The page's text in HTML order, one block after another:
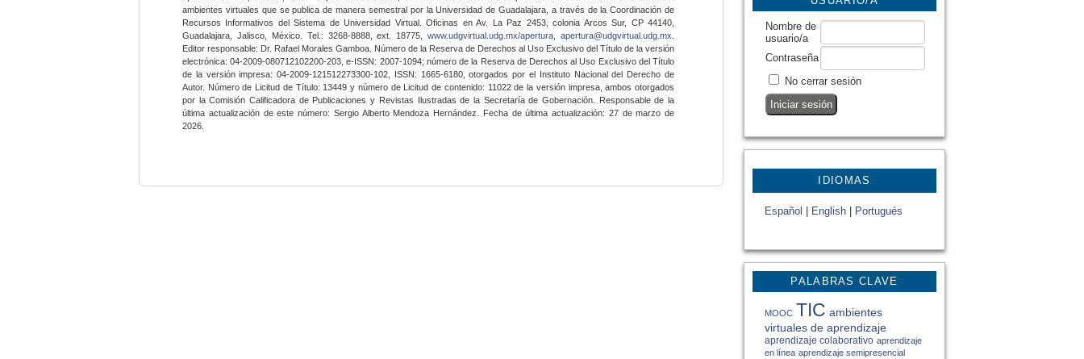
Nombre de
usuario/a
Contraseña
No cerrar sesión
IDIOMAS
Español English Portugués
PALABRAS CLAVE
MOOC TIC ambientes
virtuales de aprendizaje
aprendizaje colaborativo aprendizaje
en línea aprendizaje semipresencial
ambientes virtuales que se publica de manera semestral por la Universidad de Guadalajara, a través de la Coordinación de
Recursos Informativos del Sistema de Universidad Virtual. Oficinas en Av. La Paz 2453, colonia Arcos Sur, CP 44140,
Guadalajara, Jalisco, México. Tel.: 3268-8888, ext. 18775,www.udgvirtual.udg.mx/apertura apertura@udgvirtual.udg.mx
Editor responsable: Dr. Rafael Morales Gamboa. Número de la Reserva de Derechos al Uso Exclusivo del Título de la versión
electrónica: 04-2009-080712102200-203, e-ISSN: 2007-1094; número de la Reserva de Derechos al Uso Exclusivo del Título
de la versión impresa: 04-2009-121512273300-102, ISSN: 1665-6180, otorgados por el Instituto Nacional del Derecho de
Autor. Número de Licitud de Título: 13449 y número de Licitud de contenido: 11022 de la versión impresa, ambos otorgados
por la Comisión Calificadora de Publicaciones y Revistas Ilustradas de la Secretaría de Gobernación. Responsable de la
última actualización de este número: Sergio Alberto Mendoza Hernández. Fecha de última actualización: 27 de marzo de
2026.